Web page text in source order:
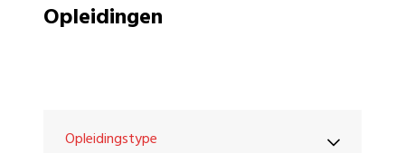
Opleidingen
Opleidingstype